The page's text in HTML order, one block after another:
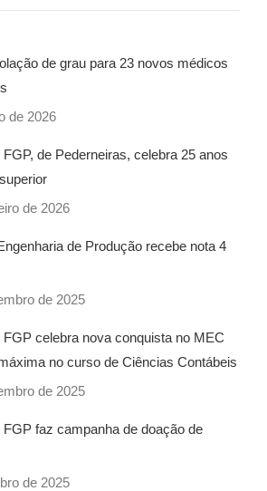
de grau para 23 novos médicos
de 2026
FGP, de Pederneiras, celebra 25 anos
de 2026
de Produção recebe nota 4
de 2025
FGP celebra nova conquista no MEC
no curso de Ciências Contábeis
de 2025
FGP faz campanha de doação de
de 2025